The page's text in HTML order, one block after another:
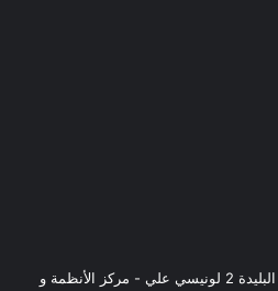
جميع الحقوق محفوظة جامعة البليدة 2 لونيسي علي - مركز الأنظمة و